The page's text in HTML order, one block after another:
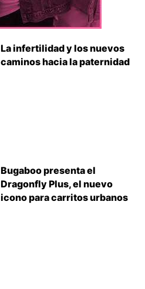
La infertilidad y los nuevos
caminos hacia la paternidad
Bugaboo presenta el
Dragonfly Plus, el nuevo
icono para carritos urbanos